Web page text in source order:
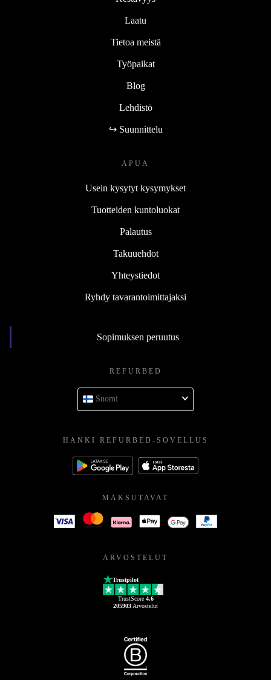
Laatu
Tietoa meistä
Työpaikat
Blog
Lehdistö
↪ Suunnittelu
APUA
Usein kysytyt kysymykset
Tuotteiden kuntoluokat
Palautus
Takuuehdot
Yhteystiedot
Ryhdy tavarantoimittajaksi
Sopimuksen peruutus
REFURBED
Suomi
HANKI REFURBED-SOVELLUS
MAKSUTAVAT
ARVOSTELUT
Trustpilot
TrustScore 4.6
205903 Arvostelut